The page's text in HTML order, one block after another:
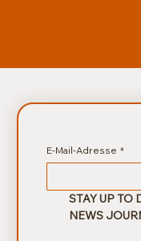
E-Mail-Adresse *
STAY UP TO
NEWS